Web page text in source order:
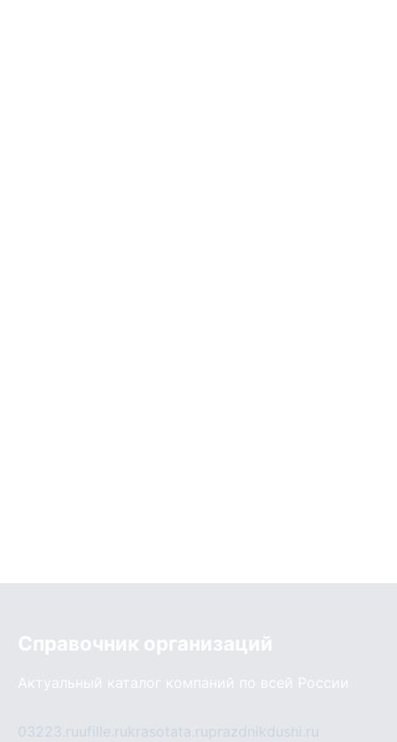
Справочник организаций
Актуальный каталог компаний по всей России
03223.ruufille.rukrasotata.ruprazdnikdushi.ru